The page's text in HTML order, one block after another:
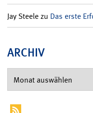
Jay Steelezu Das erste
ARCHIV